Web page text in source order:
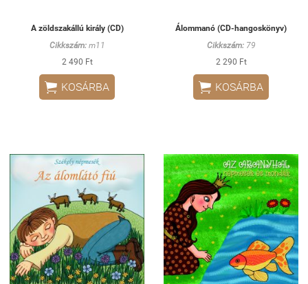
A zöldszakállú király (CD)
Cikkszám:m11
2 490 Ft
 KOSÁRBA
Álommanó (CD-hangoskönyv)
Cikkszám:79
2 290 Ft
 KOSÁRBA